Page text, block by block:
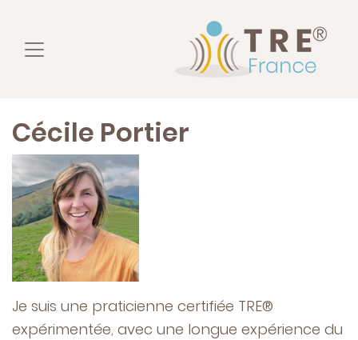
Cécile Portier
Je suis une praticienne certifiée TRE®
expérimentée, avec une longue expérience du